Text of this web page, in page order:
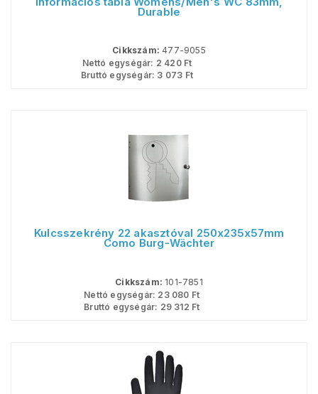
Durable
Cikkszám: 477-9055
Nettó egységár: 2 420Ft
Bruttó egységár: 3 073 Ft
Kulcsszekrény 22 akasztóval 250x235x57mm
Como Burg-Wächter
Cikkszám: 101-7851
Nettó egységár: 23 080 Ft
Bruttó egységár: 29 312 Ft